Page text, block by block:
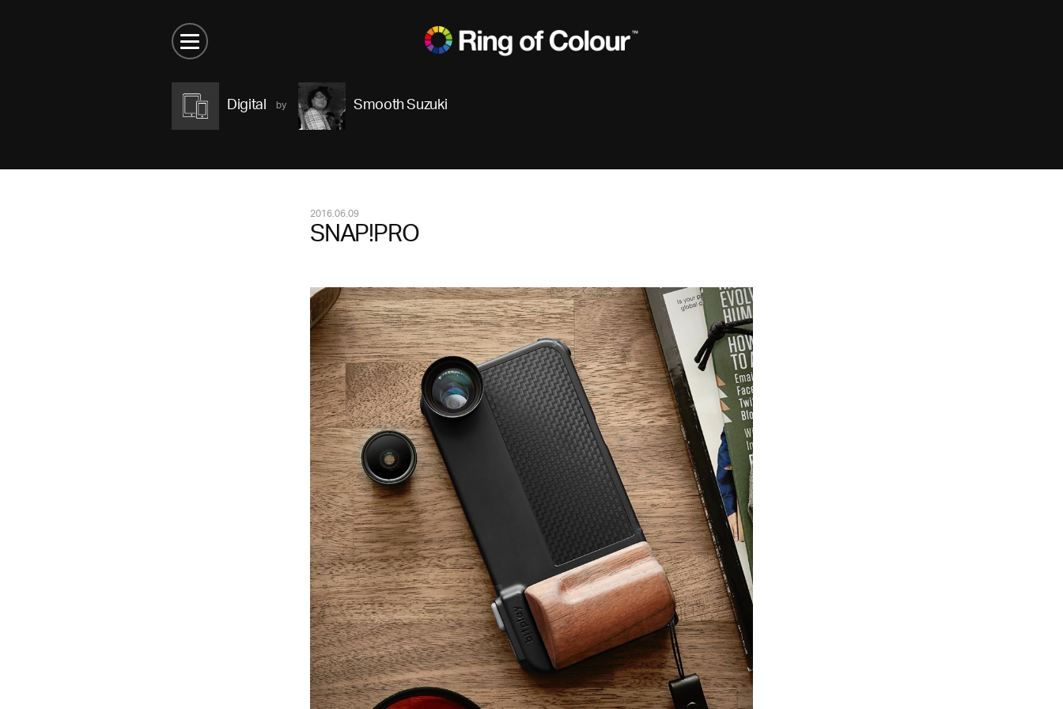
Digital Smooth Suzuki
2016.06.09
SNAP!PRO